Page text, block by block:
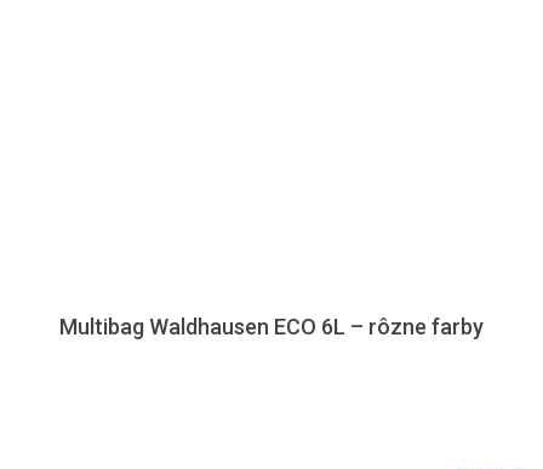
Multibag Waldhausen ECO 6L – rôzne farby